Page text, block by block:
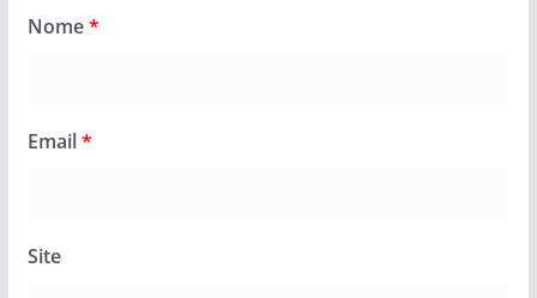
Nome*
Email*
Site